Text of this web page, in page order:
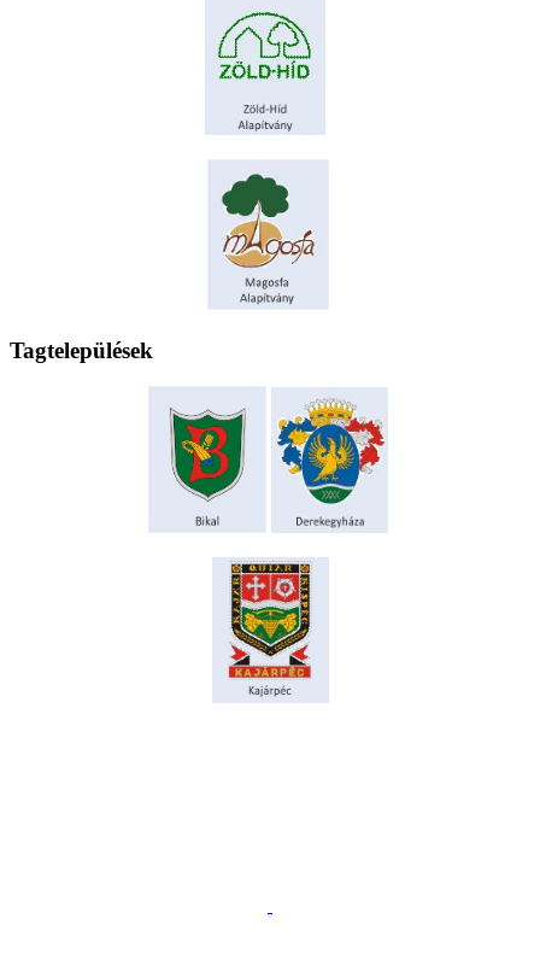
Tagtelepülések